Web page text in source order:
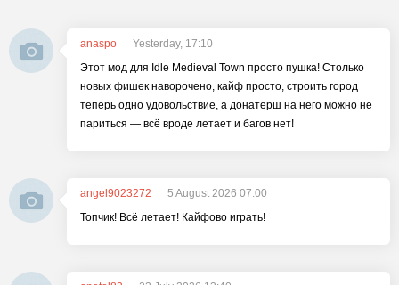
anaspo
Yesterday, 17:10
Этот мод для Idle Medieval Town просто пушка! Столько
новых фишек наворочено, кайф просто, строить город
теперь одно удовольствие, а донатерш на него можно не
париться — всё вроде летает и багов нет!
angel9023272
5 August 2026 07:00
Топчик! Всё летает! Кайфово играть!